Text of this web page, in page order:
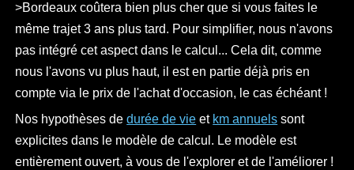
>Bordeaux coûtera bien plus cher que si vous faites le
même trajet 3 ans plus tard. Pour simplifier, nous n'avons
pas intégré cet aspect dans le calcul... Cela dit, comme
nous l'avons vu plus haut, il est en partie déjà pris en
compte via le prix de l'achat d'occasion, le cas échéant !
Nos hypothèses dedurée de vie et km annuels sont
explicites dans le modèle de calcul. Le modèle est
entièrement ouvert, à vous de l'explorer et de l'améliorer !